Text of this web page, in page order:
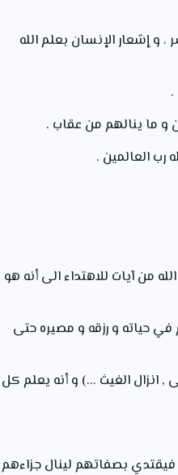
و إشعار الإنسان بعلم الله
.
و ما ينالهم من عقاب .
رب العالمين .
من آيات للاهتداء الى أنه هو
في حياته و رزقه و مصيره حتى
, انزال الغيث ...) و أنه يعلم كل
فيقتدي بصفاتهم لينال جزاءهم